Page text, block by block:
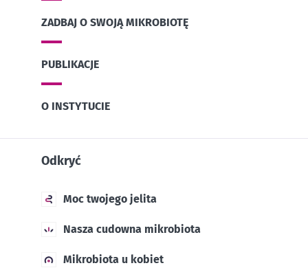
ZADBAJ O SWOJĄ MIKROBIOTĘ
PUBLIKACJE
O INSTYTUCIE
Odkryć
Moc twojego jelita
Nasza cudowna mikrobiota
Mikrobiota u kobiet